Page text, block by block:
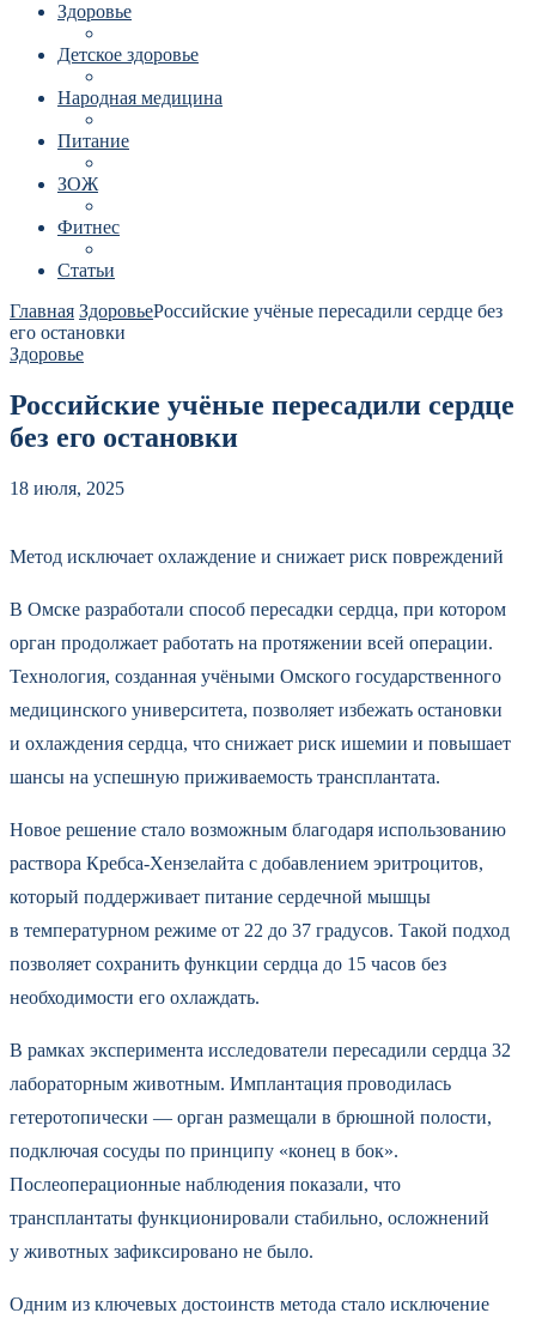
Здоровье
Детское здоровье
Народная медицина
Питание
ЗОЖ
Фитнес
Статьи
Главная ЗдоровьеРоссийские учёные пересадили сердце без
его остановки
Здоровье
Российские учёные пересадили сердце
без его остановки
18 июля, 2025
Метод исключает охлаждение и снижает риск повреждений
В Омске разработали способ пересадки сердца, при котором
орган продолжает работать на протяжении всей операции.
Технология, созданная учёными Омского государственного
медицинского университета, позволяет избежать остановки
и охлаждения сердца, что снижает риск ишемии и повышает
шансы на успешную приживаемость трансплантата.
Новое решение стало возможным благодаря использованию
раствора Кребса-Хензелайта с добавлением эритроцитов,
который поддерживает питание сердечной мышцы
в температурном режиме от 22 до 37 градусов. Такой подход
позволяет сохранить функции сердца до 15 часов без
необходимости его охлаждать.
В рамках эксперимента исследователи пересадили сердца 32
лабораторным животным. Имплантация проводилась
гетеротопически — орган размещали в брюшной полости,
подключая сосуды по принципу «конец в бок».
Послеоперационные наблюдения показали, что
трансплантаты функционировали стабильно, осложнений
у животных зафиксировано не было.
Одним из ключевых достоинств метода стало исключение